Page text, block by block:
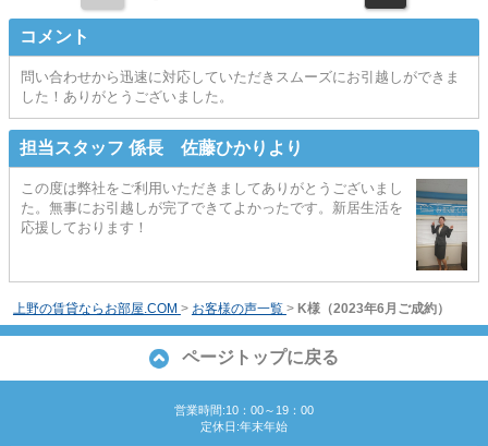
コメント
問い合わせから迅速に対応していただきスムーズにお引越しができま
した！ありがとうございました。
担当スタッフ 係長 佐藤ひかりより
この度は弊社をご利用いただきましてありがとうございまし
た。無事にお引越しが完了できてよかったです。新居生活を
応援しております！
上野の賃貸ならお部屋.COM > お客様の声一覧 > K様（2023年6月ご成約）
ページトップに戻る
営業時間:10：00～19：00
定休日:年末年始